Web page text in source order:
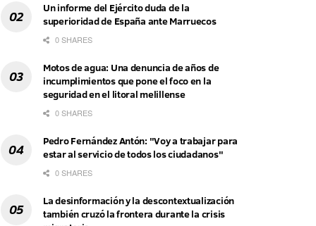
Un informe del Ejército duda de la
superioridad de España ante Marruecos
0 SHARES
Motos de agua: Una denuncia de años de
incumplimientos que pone el foco en la
seguridad en el litoral melillense
0 SHARES
Pedro Fernández Antón: "Voy a trabajar para
estar al servicio de todos los ciudadanos"
0 SHARES
La desinformación y la descontextualización
también cruzó la frontera durante la crisis